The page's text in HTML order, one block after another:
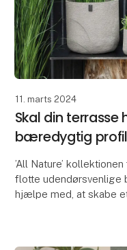
11. marts 2024
Skal din terrasse
bæredygtig
’All Nature’
flotte udendørsvenlige
hjælpe med, at skabe